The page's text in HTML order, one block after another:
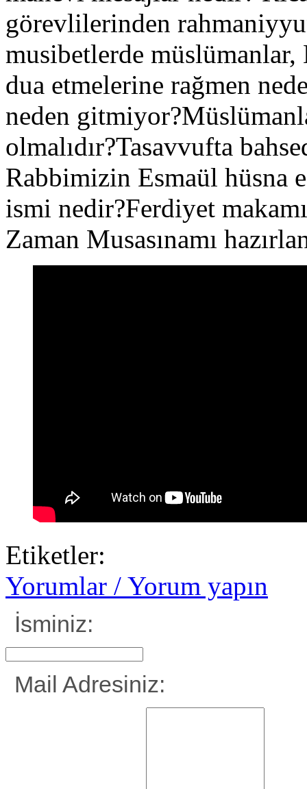
görevlilerinden
musibetlerde
dua etmelerine rağmen
neden
olmalıdır?Tasavvufta
Rabbimizin Esmaül hüsna
ismi nedir?Ferdiyet
Zaman Musasınamı
Etiketler:
Yorumlar / Yorum yapın
İsminiz:
Mail Adresiniz: